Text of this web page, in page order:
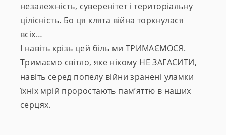
незалежність, суверенітет і територіальну
цілісність. Бо ця клята війна торкнулася
всіх…
І навіть крізь цей біль ми ТРИМАЄМОСЯ.
Тримаємо світло, яке нікому НЕ ЗАГАСИТИ,
навіть серед попелу війни зранені уламки
їхніх мрій проростають пам’яттю в наших
серцях.